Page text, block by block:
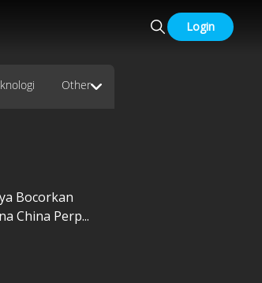
Login
Other
Bocorkan
China Perp...